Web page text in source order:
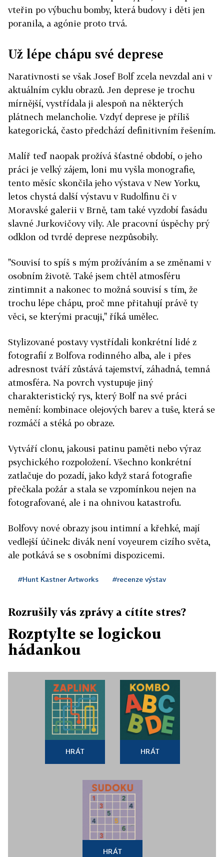
vteřin po výbuchu bomby, která budovy i děti jen
poranila, a agónie proto trvá.
Už lépe chápu své deprese
Narativnosti se však Josef Bolf zcela nevzdal ani v
aktuálním cyklu obrazů. Jen deprese je trochu
mírnější, vystřídala ji alespoň na některých
plátnech melancholie. Vzdyť deprese je příliš
kategorická, často předchází definitivním řešením.
Malíř teď naopak prožívá šťastné období, o jeho
práci je velký zájem, loni mu vyšla monografie,
tento měsíc skončila jeho výstava v New Yorku,
letos chystá další výstavu v Rudolfinu či v
Moravské galerii v Brně, tam také vyzdobí fasádu
slavné Jurkovičovy vily. Ale pracovní úspěchy prý
odklon od tvrdé deprese nezpůsobily.
"Souvisí to spíš s mým prožíváním a se změnami v
osobním životě. Také jsem chtěl atmosféru
zintimnit a nakonec to možná souvisí s tím, že
trochu lépe chápu, proč mne přitahují právě ty
věci, se kterými pracuji," říká umělec.
Stylizované postavy vystřídali konkrétní lidé z
fotografií z Bolfova rodinného alba, ale i přes
adresnost tváří zůstává tajemství, záhadná, temná
atmosféra. Na povrch vystupuje jiný
charakteristický rys, který Bolf na své práci
nemění: kombinace olejových barev a tuše, která se
rozmáčí a stéká po obraze.
Vytváří clonu, jakousi patinu paměti nebo výraz
psychického rozpoložení. Všechno konkrétní
zatlačuje do pozadí, jako když stará fotografie
přečkala požár a stala se vzpomínkou nejen na
fotografované, ale i na ohnivou katastrofu.
Bolfovy nové obrazy jsou intimní a křehké, mají
vedlejší účinek: divák není voyeurem cizího světa,
ale potkává se s osobními dispozicemi.
#Hunt Kastner Artworks #recenze výstav
Rozrušily vás zprávy a cítíte stres?
Rozptylte se logickou
hádankou
HRÁT HRÁT
HRÁT